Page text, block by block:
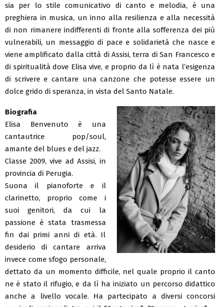
sia per lo stile comunicativo di canto e melodia, è una
preghiera in musica, un inno alla resilienza e alla necessità
di non rimanere indifferenti di fronte alla sofferenza dei più
vulnerabili, un messaggio di pace e solidarietà che nasce e
viene amplificato dalla città di Assisi, terra di San Francesco e
di spiritualità dove Elisa vive, e proprio da lì è nata l’esigenza
di scrivere e cantare una canzone che potesse essere un
dolce grido di speranza, in vista del Santo Natale.
Biografia
Elisa Benvenuto è una
cantautrice pop/soul,
amante del blues e del jazz.
Classe 2009, vive ad Assisi, in
provincia di Perugia.
Suona il pianoforte e il
clarinetto, proprio come i
suoi genitori, da cui la
passione è stata trasmessa
fin dai primi anni di età. Il
desiderio di cantare arriva
invece come sfogo personale,
dettato da un momento difficile, nel quale proprio il canto
ne è stato il rifugio, e da lì ha iniziato un percorso didattico
anche a livello vocale. Ha partecipato a diversi concorsi